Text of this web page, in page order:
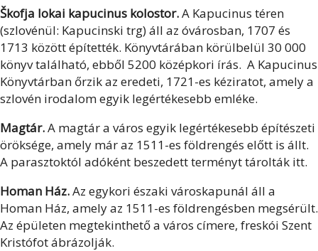
Škofja lokai kapucinus kolostor.A Kapucinus téren
(szlovénül: Kapucinski trg) áll az óvárosban, 1707 és
1713 között építették. Könyvtárában körülbelül 30 000
könyv található, ebből 5200 középkori írás. A Kapucinus
Könyvtárban őrzik az eredeti, 1721-es kéziratot, amely a
szlovén irodalom egyik legértékesebb emléke.
Magtár.A magtár a város egyik legértékesebb építészeti
öröksége, amely már az 1511-es földrengés előtt is állt.
A parasztoktól adóként beszedett terményt tárolták itt.
Homan Ház.Az egykori északi városkapunál áll a
Homan Ház, amely az 1511-es földrengésben megsérült.
Az épületen megtekinthető a város címere, freskói Szent
Kristófot ábrázolják.